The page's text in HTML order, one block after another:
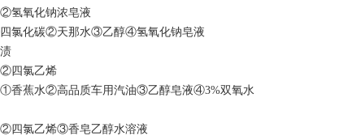
氢氧化钠浓皂液
氯化碳②天那水③乙醇④氢氧化钠皂液
四氯乙烯
①香蕉水②高品质车用汽油③乙醇皂液④3%双氧水
四氯乙烯③香皂乙醇水溶液